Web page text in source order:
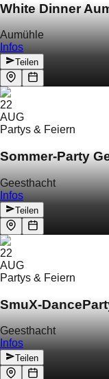
White Dinner
Aumühle
Infos
Teilen
22
AUG
Partys & Feiern
Sommer-Party
Geesthacht
Infos
Teilen
22
AUG
Partys & Feiern
SmuX-
Geesthacht
Infos
Teilen